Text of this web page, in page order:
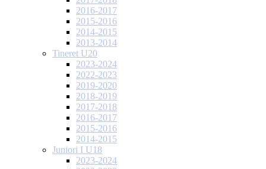
2016-2017
2015-2016
2014-2015
2013-2014
Tineret U20
2023-2024
2022-2023
2019-2020
2018-2019
2017-2018
2016-2017
2015-2016
2014-2015
Juniori I U18
2023-2024